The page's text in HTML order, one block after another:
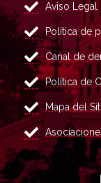
Aviso Legal
Política de
Canal de
Política de
Mapa del